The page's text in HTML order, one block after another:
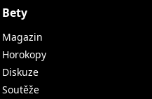
Bety
Magazin
Horokopy
Diskuze
Soutěže